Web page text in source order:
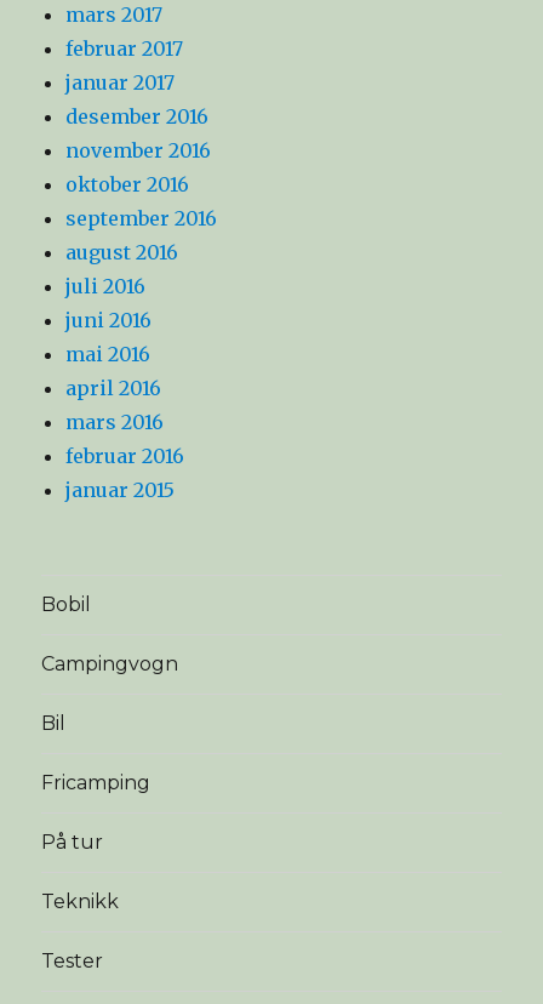
mars 2017
februar 2017
januar 2017
desember 2016
november 2016
oktober 2016
september 2016
august 2016
juli 2016
juni 2016
mai 2016
april 2016
mars 2016
februar 2016
januar 2015
Bobil
Campingvogn
Bil
Fricamping
På tur
Teknikk
Tester